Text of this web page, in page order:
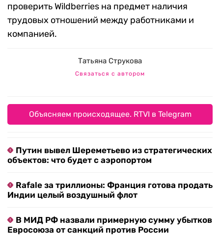
проверить Wildberries на предмет наличия
трудовых отношений между работниками и
компанией.
Татьяна Струкова
Связаться с автором
Объясняем происходящее. RTVI в Telegram
Путин вывел Шереметьево из стратегических
объектов: что будет с аэропортом
Rafale за триллионы: Франция готова продать
Индии целый воздушный флот
В МИД РФ назвали примерную сумму убытков
Евросоюза от санкций против России